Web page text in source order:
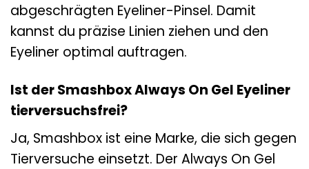
abgeschrägten Eyeliner-Pinsel. Damit
kannst du präzise Linien ziehen und den
Eyeliner optimal auftragen.
Ist der Smashbox Always On Gel Eyeliner
tierversuchsfrei?
Ja, Smashbox ist eine Marke, die sich gegen
Tierversuche einsetzt. Der Always On Gel